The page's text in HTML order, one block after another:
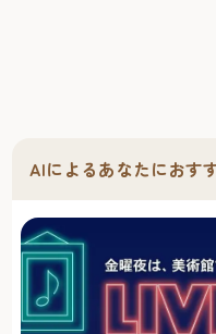
AIによるあなたにおす